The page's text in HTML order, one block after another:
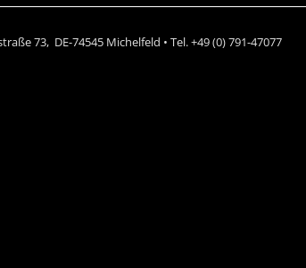
73, DE-74545 Michelfeld • Tel. +49 (0) 791-47077